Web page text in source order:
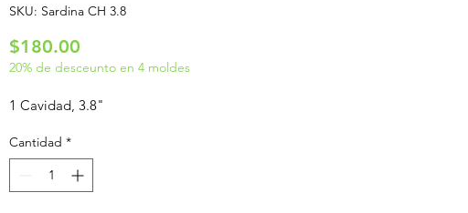
SKU: Sardina CH 3.8
$180.00
20% de desceunto en 4 moldes
1 Cavidad, 3.8"
Cantidad *